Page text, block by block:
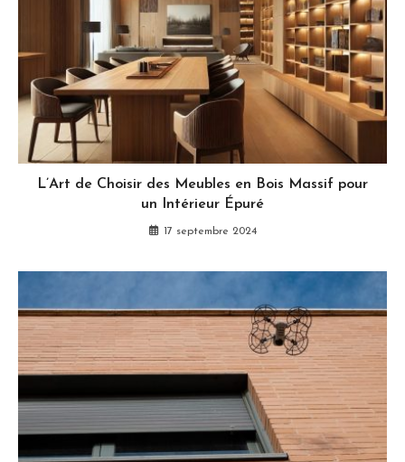
L’Art de Choisir des Meubles en Bois Massif pour
un Intérieur Épuré
17 septembre 2024